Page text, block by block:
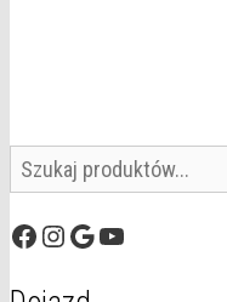
Szukaj
Facebook
Instagram
GoogleYouTube